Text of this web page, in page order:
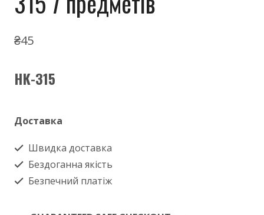
₴45
НК-315
Доставка
Швидка доставка
Бездоганна якість
Безпечний платіж